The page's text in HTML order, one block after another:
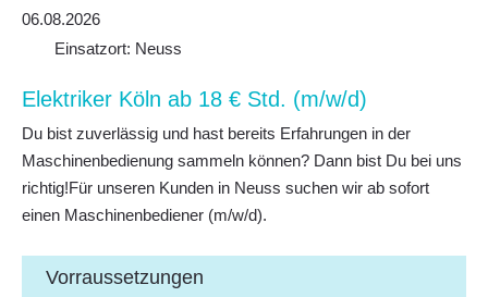
06.08.2026
Einsatzort: Neuss
Elek­triker Köln ab 18 € Std. (m/w/d)
Du bist zuverlässig und hast bereits Erfahrungen in der
Maschinenbedienung sammeln können? Dann bist Du bei uns
richtig!Für unseren Kunden in Neuss suchen wir ab sofort
einen Maschinenbediener (m/w/d).
Vorraussetzungen